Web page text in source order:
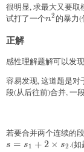
很明显, 求最大又要取
试打了一个n^2
n2 的暴力
正解
感性理解题解可以发
容易发现, 这道题是对
段(从后往前)合并, 一
若要合并两个连续的
s=s_1+2\times s_2
s = s1 + 2 × s2 .(如